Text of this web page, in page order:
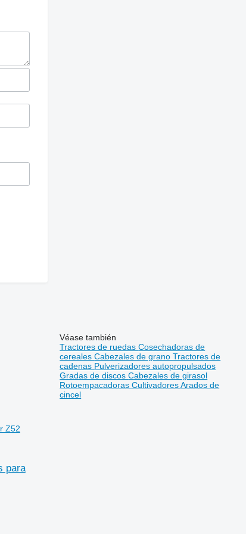
Z52
para
Véase también
Tractores de ruedasCosechadoras de
cerealesCabezales de granoTractores de
cadenas Pulverizadores autopropulsados
Gradas de discosCabezales de girasol
RotoempacadorasCultivadoresArados de
cincel